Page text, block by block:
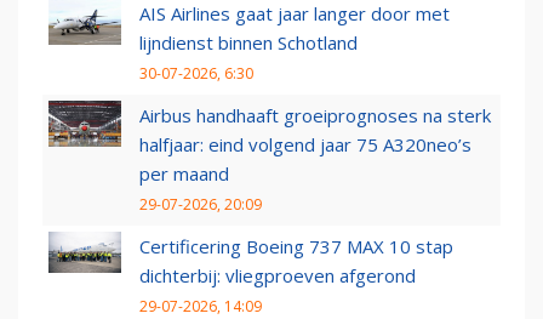
AIS Airlines gaat jaar langer door met
lijndienst binnen Schotland
30-07-2026, 6:30
Airbus handhaaft groeiprognoses na sterk
halfjaar: eind volgend jaar 75 A320neo’s
per maand
29-07-2026, 20:09
Certificering Boeing 737 MAX 10 stap
dichterbij: vliegproeven afgerond
29-07-2026, 14:09